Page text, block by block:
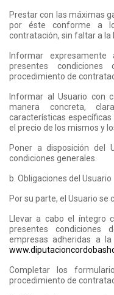
Prestar con las máximas
por éste conforme a
contratación, sin faltar a la
Informar
presentes
procedimiento de
Informar al Usuario con
manera concreta,
características
el precio de los mismos y
Poner a disposición del
condiciones generales.
b. Obligaciones del Usuario
Por su parte, el Usuario se
Llevar a cabo el íntegro
presentes condiciones
empresas adheridas a
Completar los
procedimiento de